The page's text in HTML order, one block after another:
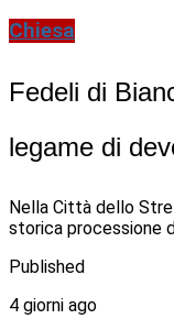
Chiesa
Fedeli di
legame di
Nella Città dello
storica processione
Published
4 giorni ago